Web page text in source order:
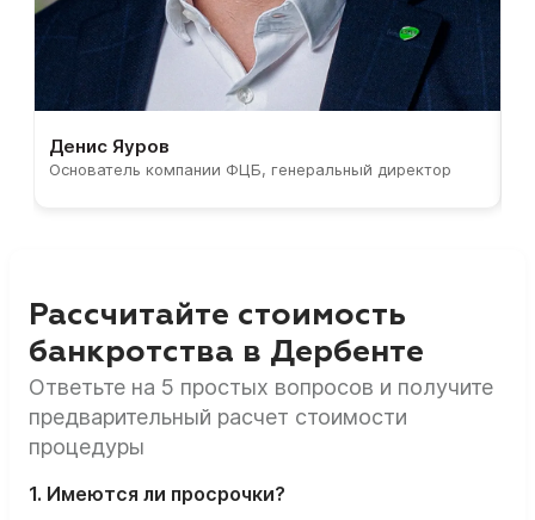
Денис Яуров
Основатель компании ФЦБ, генеральный директор
Рассчитайте стоимость
банкротства в Дербенте
Ответьте на 5 простых вопросов и получите
предварительный расчет стоимости
процедуры
1. Имеются ли просрочки?